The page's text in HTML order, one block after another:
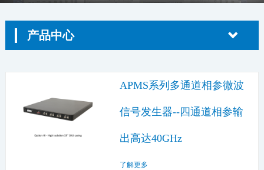
产品中心
APMS系列多通道相参微波
信号发生器--四通道相参输
出高达40GHz
了解更多